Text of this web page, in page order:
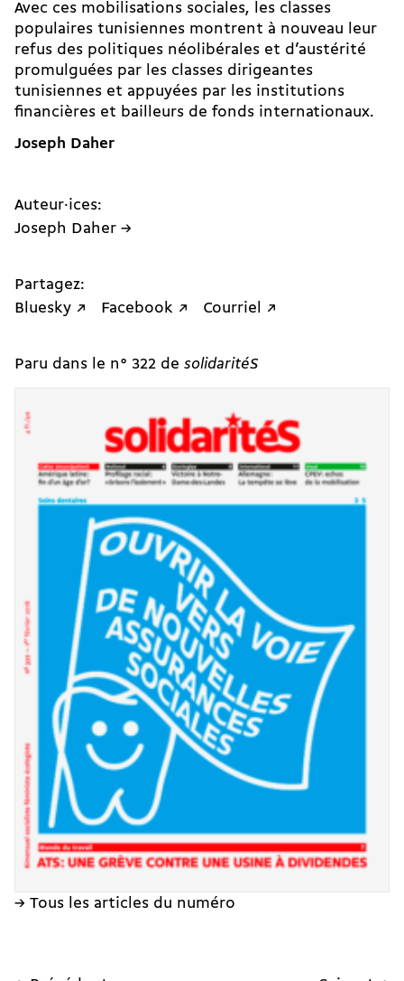
Avec ces mobilisations sociales, les classes
populaires tunisiennes montrent à nouveau leur
refus des politiques néolibérales et d’austérité
promulguées par les classes dirigeantes
tunisiennes et appuyées par les institutions
financières et bailleurs de fonds internationaux.
Joseph Daher
Auteur·ices:
Joseph Daher →
Partagez:
Bluesky ↗
Facebook ↗ Courriel ↗
Paru dans le n° 322 de solidaritéS
→ Tous les articles du numéro